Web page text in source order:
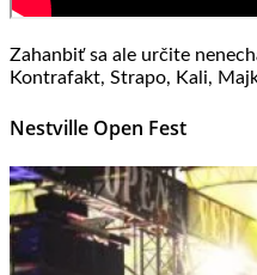
Zahanbiť sa ale určite
Kontrafakt, Strapo, Kali,
Nestville Open Fest